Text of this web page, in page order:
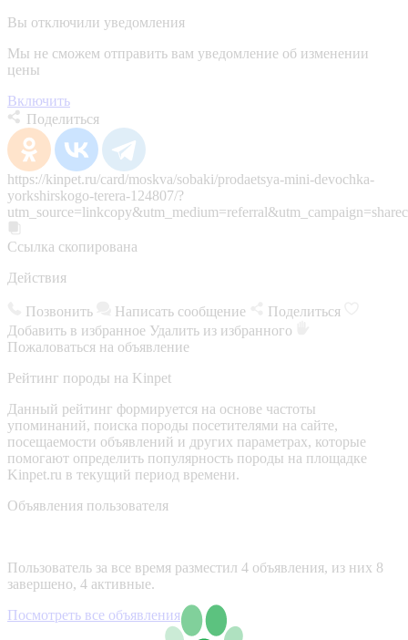
Вы отключили уведомления
Мы не сможем отправить вам уведомление об изменении
цены
Включить
Поделиться
https://kinpet.ru/card/moskva/sobaki/prodaetsya-mini-devochka-
yorkshirskogo-terera-124807/?
Ссылка скопирована
Действия
Позвонить Написать сообщение
Поделиться
Добавить в избранное Удалить из избранного
Пожаловаться на объявление
Рейтинг породы на Kinpet
Данный рейтинг формируется на основе частоты
упоминаний, поиска породы посетителями на сайте,
посещаемости объявлений и других параметрах, которые
помогают определить популярность породы на площадке
Kinpet.ru в текущий период времени.
Объявления пользователя
Пользователь за все время разместил 4 объявления, из них 8
завершено, 4 активные.
Посмотреть все объявления